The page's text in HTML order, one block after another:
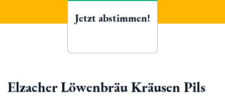
Elzacher Löwenbräu Kräusen Pils
Jetzt abstimmen!